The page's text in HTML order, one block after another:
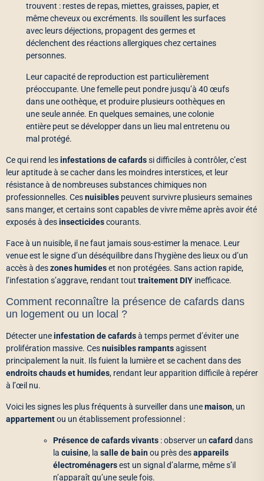
trouvent : restes de repas, miettes, graisses, papier, et
même cheveux ou excréments. Ils souillent les surfaces
avec leurs déjections, propagent des germes et
déclenchent des réactions allergiques chez certaines
personnes.
Leur capacité de reproduction est particulièrement
préoccupante. Une femelle peut pondre jusqu’à 40 œufs
dans une oothèque, et produire plusieurs oothèques en
une seule année. En quelques semaines, une colonie
entière peut se développer dans un lieu mal entretenu ou
mal protégé.
Ce qui rend lesinfestations de cafardssi difficiles à contrôler, c’est
leur aptitude à se cacher dans les moindres interstices, et leur
résistance à de nombreuses substances chimiques non
professionnelles. Cesnuisibles peuvent survivre plusieurs semaines
sans manger, et certains sont capables de vivre même après avoir été
exposés à desinsecticidescourants.
Face à un nuisible, il ne faut jamais sous-estimer la menace. Leur
venue est le signe d’un déséquilibre dans l’hygiène des lieux ou d’un
accès à deszones humideset non protégées. Sans action rapide,
l’infestation s’aggrave, rendant tout traitement DIY inefficace.
Comment reconnaître la présence de cafards dans
un logement ou un local ?
Détecter uneinfestation de cafardsà temps permet d’éviter une
prolifération massive. Cesnuisibles rampantsagissent
principalement la nuit. Ils fuient la lumière et se cachent dans des
endroits chauds et humides, rendant leur apparition difficile à repérer
à l’œil nu.
Voici les signes les plus fréquents à surveiller dans unemaison, un
appartementou un établissement professionnel :
Présence de cafards vivants : observer un cafard dans
la cuisine, la salle de bainou près desappareils
électroménagersest un signal d’alarme, même s’il
n’apparaît qu’une seule fois.